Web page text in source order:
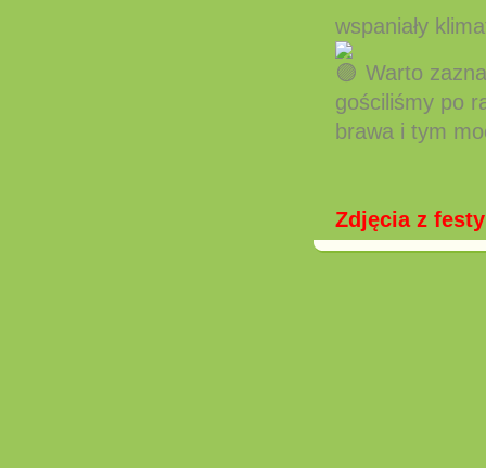
wspaniały
Warto
gościliśmy po
brawa i tym
Zdjęcia z